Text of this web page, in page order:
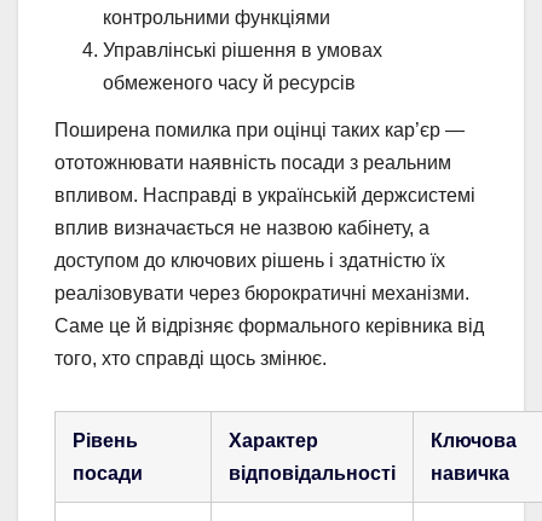
контрольними функціями
Управлінські рішення в умовах
обмеженого часу й ресурсів
Поширена помилка при оцінці таких кар’єр —
ототожнювати наявність посади з реальним
впливом. Насправді в українській держсистемі
вплив визначається не назвою кабінету, а
доступом до ключових рішень і здатністю їх
реалізовувати через бюрократичні механізми.
Саме це й відрізняє формального керівника від
того, хто справді щось змінює.
Рівень
посади
Характер
відповідальності
Ключова
навичка